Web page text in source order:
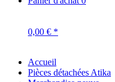
Pièces détachées Atika
Marchandise neuve